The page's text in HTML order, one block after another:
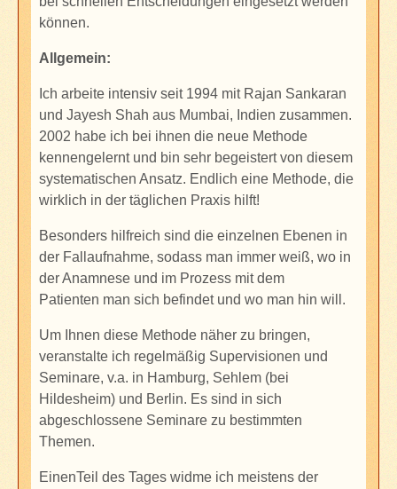
können.
Allgemein:
Ich arbeite intensiv seit 1994 mit Rajan Sankaran
und Jayesh Shah aus Mumbai, Indien zusammen.
2002 habe ich bei ihnen die neue Methode
kennengelernt und bin sehr begeistert von diesem
systematischen Ansatz. Endlich eine Methode, die
wirklich in der täglichen Praxis hilft!
Besonders hilfreich sind die einzelnen Ebenen in
der Fallaufnahme, sodass man immer weiß, wo in
der Anamnese und im Prozess mit dem
Patienten man sich befindet und wo man hin will.
Um Ihnen diese Methode näher zu bringen,
veranstalte ich regelmäßig Supervisionen und
Seminare, v.a. in Hamburg, Sehlem (bei
Hildesheim) und Berlin. Es sind in sich
abgeschlossene Seminare zu bestimmten
Themen.
EinenTeil des Tages widme ich meistens der